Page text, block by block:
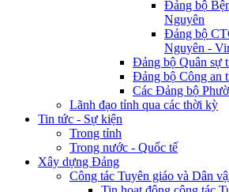
Đảng bộ
Nguyên
Đảng bộ
Nguyên -
Đảng bộ Quân sự
Đảng bộ Công an
Các Đảng bộ
Lãnh đạo tỉnh qua các thời kỳ
Tin tức - Sự kiện
Trong tỉnh
Trong nước - Quốc tế
Xây dựng Đảng
Công tác Tuyên giáo và Dân